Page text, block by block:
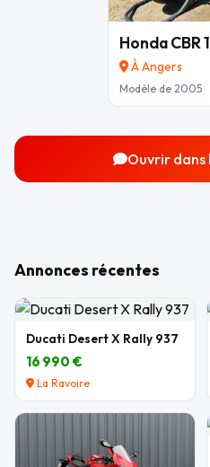
Honda CBR
À Angers
Modèle de 2005
Ouvrir
Annonces récentes
Ducati Desert X Rally 937
16 990 €
La Ravoire